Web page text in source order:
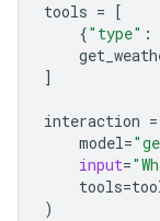
tools =
[
{"type" :
]
interaction =
model=
input=
tools=
)